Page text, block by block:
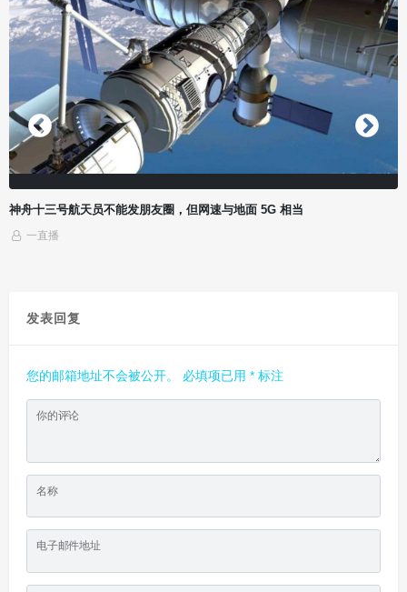
丰田 GR Yaris 氢燃料发动机原型车官图公布，可直接烧氢气
发表回复
您的邮箱地址不会被公开。 必填项已用* 标注
你的评论
名称
电子邮件地址